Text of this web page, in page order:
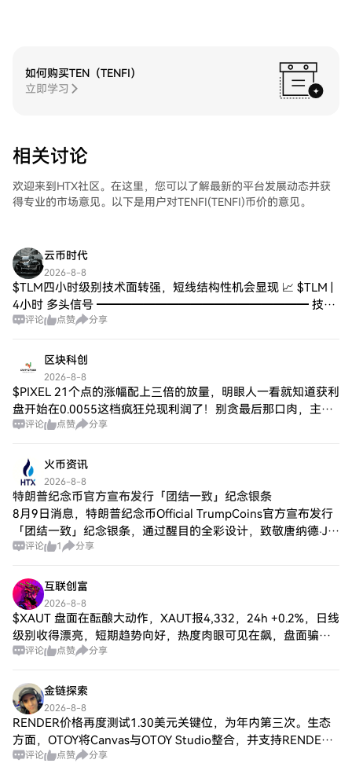
产感兴趣的投资者的关注。该项目对透明度
和创新的承诺为吸引潜在投资创造了良好的
密资产的投资过程。该平台旨在满足用户多
期货合约进行高级交易。 Tokenomy运作的
关键组成部分： 质押：用户可以质押他们的
安全特性：该平台优先考虑用户资产的安
全。实施全面的安全措施以防止未授权访问
和潜在的安全漏洞，从而创建一个安全的交
易环境。 多样化投资选项：Tokenomy提供
多种交易选项，让参与者能够接触到多类型
的加密资产。这种灵活性促进了多样化的投
提供与快速发展的加密货币领域相关的一系
列全面金融服务，彰显了自身特点，满足用
户的需求。 Tokenomy的时间线 Tokenomy在
加密生态系统中的旅程经历了一些关键里程
碑，突显了其增长和适应能力。以下是
着该项目的初步成功和社区支持。 2020年12
月25日：该平台经历了历史最低点，这是许
多加密货币在应对市场波动时面临的阶段。
持续发展：Tokenomy致力于持续改进和扩
展，不断发展以满足市场和监管者的动态需
求。 这条时间线强调了Tokenomy的韧性和
地位。 Tokenomy的主要特征 Tokenomy包含
几个吸引用户和投资者的平台特征： 授权数
字资产平台：通过在监管框架内运营，
Tokenomy确保了一个可靠的交易和投资环
境。 原生实用代币：TEN代币为生态系统内
的各种活动提供无缝体验，增强了用户的参
投资机会，从传统的现货交易到更具投机性
的期货合约。 对金融包容性的承诺：该平台
旨在实现对金融资源和替代融资的普遍接
入，为创新项目和全球参与铺平道路。
Tokenomy的独特之处 Tokenomy与加密领域
如何购买TEN（TENFI）
立即学习
相关讨论
欢迎来到HTX社区。在这里，您可以了解最新的平台发展动态并获
得专业的市场意见。以下是用户对TENFI(TENFI)币价的意见。
云币时代
2026-8-8
$TLM四小时级别技术面转强，短线结构性机会显现 📈 $TLM |
4小时 多头信号 ━━━━━━━━━━━━━━━━━━ 技术
分析：ADX(28)趋势初现，可适度参与；MACD DIF上穿零轴，
评论 点赞 分享
区块科创
2026-8-8
$PIXEL 21个点的涨幅配上三倍的放量，明眼人一看就知道获利
盘开始在0.0055这档疯狂兑现利润了！别贪最后那口肉，主力
借着多头占比快七成的热度边拉边撤，高位派发的戏码刚开
评论 点赞 分享
火币资讯
2026-8-8
特朗普纪念币官方宣布发行「团结一致」纪念银条
8月9日消息，特朗普纪念币Official TrumpCoins官方宣布发行
「团结一致」纪念银条，通过醒目的全彩设计，致敬唐纳德·J·
特朗普总统任期内的一个标志性时刻——他在飘扬的美国国旗
评论 1 分享
互联创富
2026-8-8
$XAUT 盘面在酝酿大动作，XAUT报4,332，24h +0.2%，日线
级别收得漂亮，短期趋势向好，热度肉眼可见在飙，盘面骗不
了人。方向马上明牌，别提前交卷。
评论 点赞 分享
金链探索
2026-8-8
RENDER价格再度测试1.30美元关键位，为年内第三次。生态
方面，OTOY将Canvas与OTOY Studio整合，并支持RENDER
支付，用户可用于AI图像与视频生成费用。同时Seedance
评论 点赞 分享